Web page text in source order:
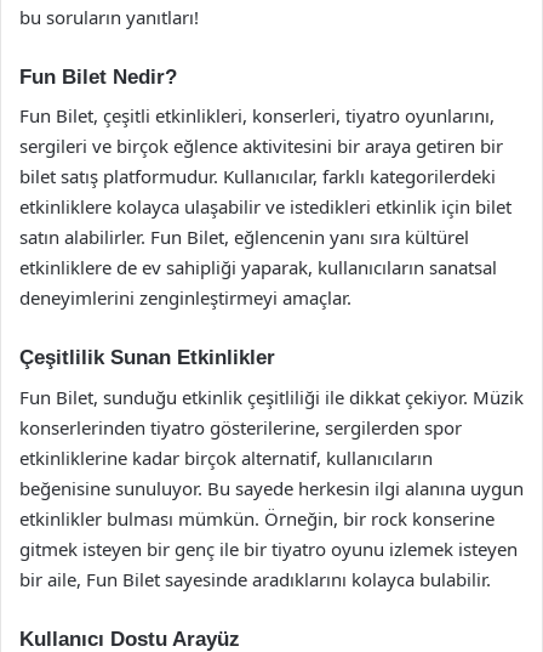
bu soruların yanıtları!
Fun Bilet Nedir?
Fun Bilet, çeşitli etkinlikleri, konserleri, tiyatro oyunlarını,
sergileri ve birçok eğlence aktivitesini bir araya getiren bir
bilet satış platformudur. Kullanıcılar, farklı kategorilerdeki
etkinliklere kolayca ulaşabilir ve istedikleri etkinlik için bilet
satın alabilirler. Fun Bilet, eğlencenin yanı sıra kültürel
etkinliklere de ev sahipliği yaparak, kullanıcıların sanatsal
deneyimlerini zenginleştirmeyi amaçlar.
Çeşitlilik Sunan Etkinlikler
Fun Bilet, sunduğu etkinlik çeşitliliği ile dikkat çekiyor. Müzik
konserlerinden tiyatro gösterilerine, sergilerden spor
etkinliklerine kadar birçok alternatif, kullanıcıların
beğenisine sunuluyor. Bu sayede herkesin ilgi alanına uygun
etkinlikler bulması mümkün. Örneğin, bir rock konserine
gitmek isteyen bir genç ile bir tiyatro oyunu izlemek isteyen
bir aile, Fun Bilet sayesinde aradıklarını kolayca bulabilir.
Kullanıcı Dostu Arayüz